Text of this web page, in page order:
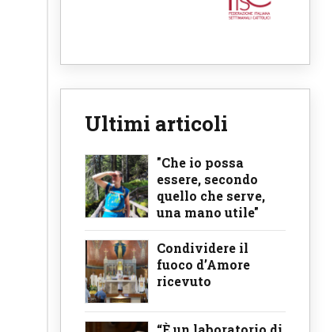
Ultimi articoli
"Che io possa
essere, secondo
quello che serve,
una mano utile"
Condividere il
fuoco d’Amore
ricevuto